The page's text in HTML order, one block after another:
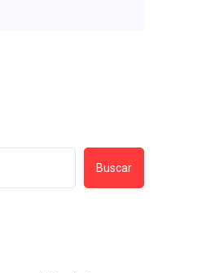
Buscar